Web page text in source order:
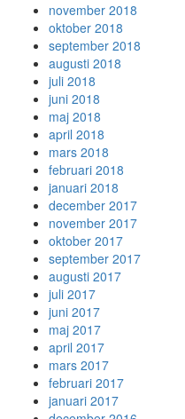
november 2018
oktober 2018
september 2018
augusti 2018
juli 2018
juni 2018
maj 2018
april 2018
mars 2018
februari 2018
januari 2018
december 2017
november 2017
oktober 2017
september 2017
augusti 2017
juli 2017
juni 2017
maj 2017
april 2017
mars 2017
februari 2017
januari 2017